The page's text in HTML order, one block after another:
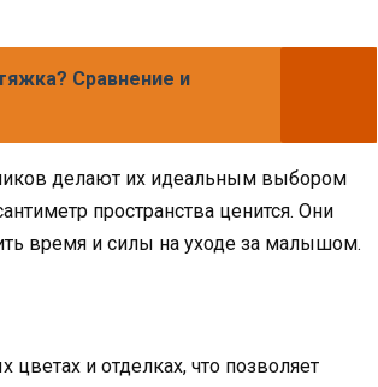
Сравнение и
делают их идеальным выбором
пространства ценится. Они
время и силы на уходе за малышом.
и отделках, что позволяет